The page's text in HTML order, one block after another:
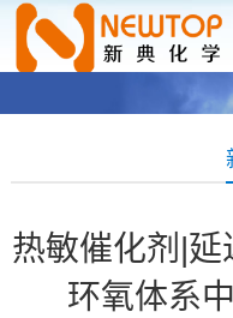
热敏催化剂|延
环氧体系